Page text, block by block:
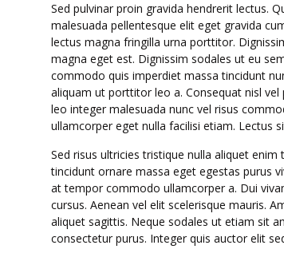
Sed pulvinar proin gravida hendrerit lectus.
malesuada pellentesque elit eget gravida
lectus magna fringilla urna porttitor.
magna eget est. Dignissim sodales ut eu
commodo quis imperdiet massa tincidunt
aliquam ut porttitor leo a. Consequat nisl
leo integer malesuada nunc vel risus
ullamcorper eget nulla facilisi etiam. Lectus
Sed risus ultricies tristique nulla aliquet
tincidunt ornare massa eget egestas purus
at tempor commodo ullamcorper a. Dui
cursus. Aenean vel elit scelerisque mauris.
aliquet sagittis. Neque sodales ut etiam sit
consectetur purus. Integer quis auctor elit